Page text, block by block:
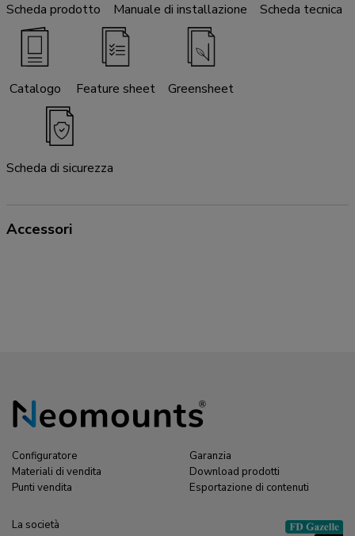
Scheda prodotto Manuale di installazione Scheda tecnica
Catalogo Feature sheet Greensheet
Scheda di sicurezza
Accessori
Configuratore
Materiali di vendita
Punti vendita
Garanzia
Download prodotti
Esportazione di contenuti
La società